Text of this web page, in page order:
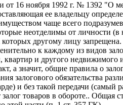
от 16 ноября 1992 г. № 1392 "О
ее владельцу
чаще всего
неотделимы от личности
другому лицу
к каждому из видов
и другого недвижимого
а значит, общие пра­вила о
залогового обязательства
и без такой передачи (самый
товаров в обороте..